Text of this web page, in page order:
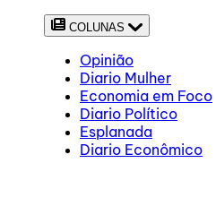
COLUNAS
Opinião
Diario Mulher
Economia em Foco
Diario Político
Esplanada
Diario Econômico